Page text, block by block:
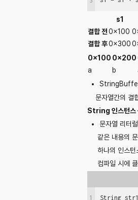
s1
결합 전0x100
결합 후0x300
0x100 0x200
a
b
문자열간의 결
String 인스턴스
문자열 리터럴
같은 내용의 문
하나의 인스턴
컴파일 시에 클
1
String